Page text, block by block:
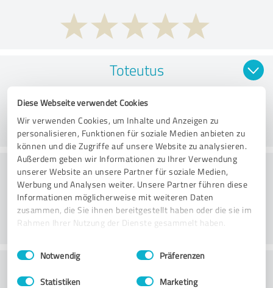
Diese Webseite verwendet Cookies
Wir verwenden Cookies, um Inhalte und Anzeigen zu
personalisieren, Funktionen für soziale Medien anbieten zu
können und die Zugriffe auf unsere Website zu analysieren.
Außerdem geben wir Informationen zu Ihrer Verwendung
unserer Website an unsere Partner für soziale Medien,
Werbung und Analysen weiter. Unsere Partner führen diese
Informationen möglicherweise mit weiteren Daten
zusammen, die Sie ihnen bereitgestellt haben oder die sie im
Rahmen Ihrer Nutzung der Dienste gesammelt haben.
Impressum Datenschutzbestimmungen
Einwilligungsauswahl
Notwendig Präferenzen
Statistiken Marketing
Toteutus
Konsultointi
Asiakaspalvelu